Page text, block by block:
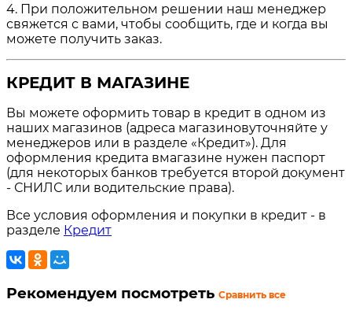
4. При положительном решении наш менеджер
свяжется с вами, чтобы сообщить, где и когда вы
можете получить заказ.
КРЕДИТ В МАГАЗИНЕ
Вы можете оформить товар в кредит в одном из
наших магазинов (адреса магазиновуточняйте у
менеджеров или в разделе «Кредит»). Для
оформления кредита вмагазине нужен паспорт
(для некоторых банков требуется второй документ
- СНИЛС или водительские права).
Все условия оформления и покупки в кредит - в
разделе Кредит
Рекомендуем посмотреть Сравнить все